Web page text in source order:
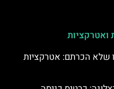
ואטרקציות
שלא הכרתם: אטרקציות